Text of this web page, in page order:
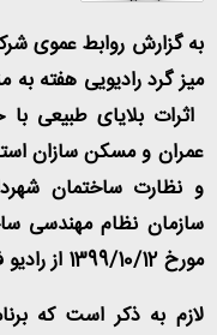
به گزارش روابط عموی
میز گرد رادیویی هفته
اثرات بلایای طبیعی
عمران و مسکن سازان
و نظارت ساختمان
سازمان نظام مهندسی
مورخ 1399/10/12 از رادیو فارس پخش گردید.
لازم به ذکر است که